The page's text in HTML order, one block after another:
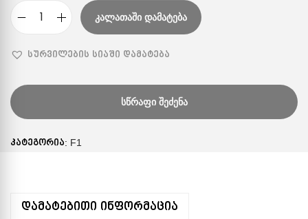
ᲙᲐᲚᲐᲗᲐᲨᲘ ᲓᲐᲛᲐᲢᲔᲑᲐ
სურვილების სიაში დამატება
ᲡᲬᲠᲐᲤᲘ ᲨᲔᲫᲔᲜᲐ
კატეგორია: F1
დამატებითი ინფორმაცია